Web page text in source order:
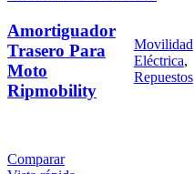
Amortiguador
Trasero Para
Moto
Ripmobility
Movilidad
Eléctrica,
Repuestos
Comparar